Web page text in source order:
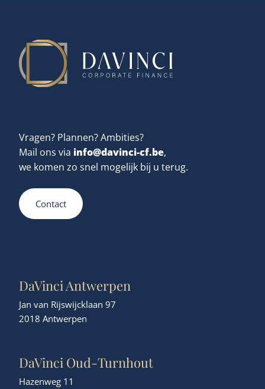
Vragen? Plannen? Ambities?
Mail ons via info@davinci-cf.be,
we komen zo snel mogelijk bij u terug.
Contact
DaVinci Antwerpen
Jan van Rijswijcklaan 97
2018 Antwerpen
DaVinci Oud-Turnhout
Hazenweg 11